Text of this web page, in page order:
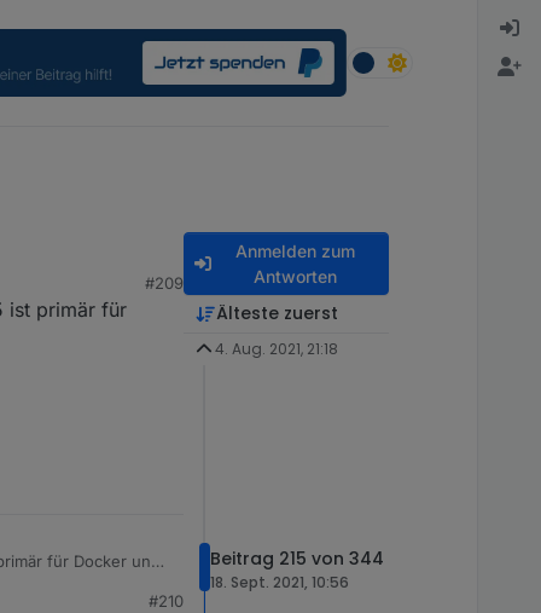
#209
ist primär für
für Docker und
#210
Anmelden zum
Antworten
Älteste zuerst
4. Aug. 2021, 21:18
Beitrag 215 von 344
18. Sept. 2021, 10:56